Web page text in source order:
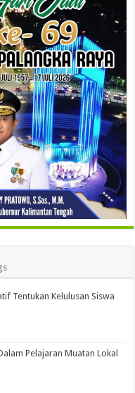
Tentukan Kelulusan Siswa
Pelajaran Muatan Lokal